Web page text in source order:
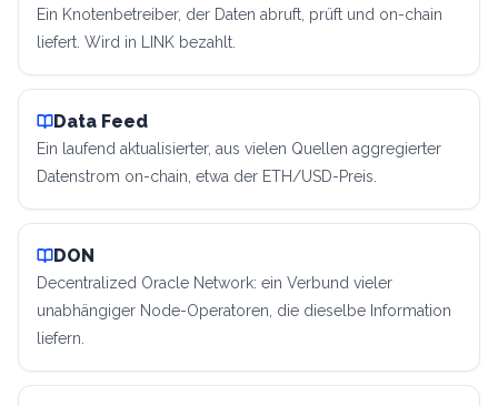
Ein Knotenbetreiber, der Daten abruft, prüft und on-chain
liefert. Wird in LINK bezahlt.
Data Feed
Ein laufend aktualisierter, aus vielen Quellen aggregierter
Datenstrom on-chain, etwa der ETH/USD-Preis.
DON
Decentralized Oracle Network: ein Verbund vieler
unabhängiger Node-Operatoren, die dieselbe Information
liefern.